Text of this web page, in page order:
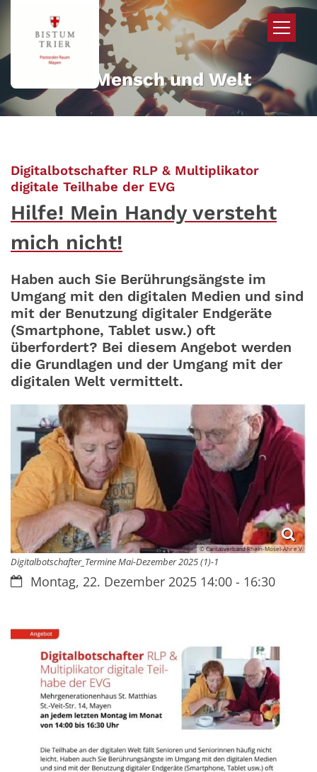
Zum Inhalt springen
Mehr für Mensch und Welt
Digitalbotschafter RLP & Multiplikator
digitale Teilhabe der EVG:
Hilfe! Mein Handy versteht
mich nicht!
Haben auch Sie Berührungsängste im
Umgang mit den digitalen Medien und sind
mit der Benutzung digitaler Endgeräte
(Smartphone, Tablet usw.) oft
überfordert? Bei diesem Angebot werden
die Grundlagen und der Umgang mit der
digitalen Welt vermittelt.
© Caritasverband Rhein-Mosel-Ahr e.V.
Digitalbotschafter_Termine Mai-Dezember 2025 (1)-1
Datum:Montag, 22. Dezember 2025 14:00 - 16:30